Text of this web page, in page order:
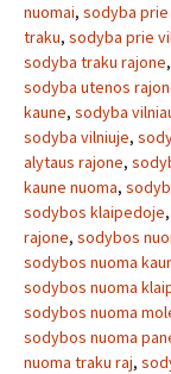
nuomai, sodyba
traku, sodyba prie
sodyba traku rajone,
sodyba utenos
kaune, sodyba
sodyba vilniuje,
alytaus rajone,
kaune nuoma,
sodybos klaipedoje,
rajone, sodybos
sodybos nuoma
sodybos nuoma
sodybos nuoma
sodybos nuoma
nuoma traku raj,